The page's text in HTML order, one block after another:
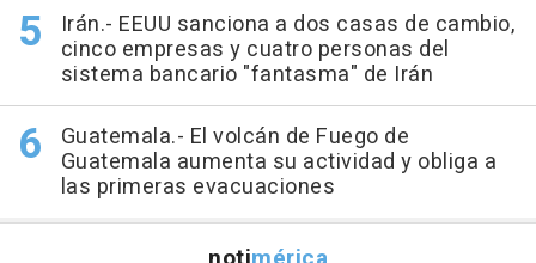
Irán.- EEUU sanciona a dos casas de cambio,
cinco empresas y cuatro personas del
sistema bancario "fantasma" de Irán
Guatemala.- El volcán de Fuego de
Guatemala aumenta su actividad y obliga a
las primeras evacuaciones